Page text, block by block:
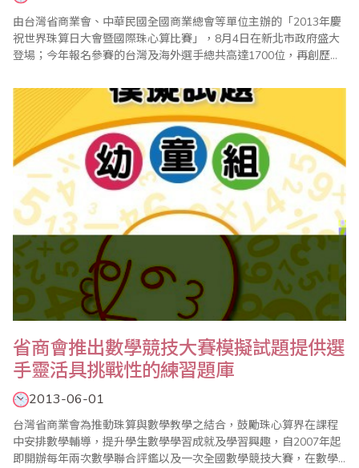
由台灣省商業會、中華民國全國商業總會等單位主辦的「2013年慶
祝世界珠算日大會暨國際珠心算比賽」，8月4日在新北市政府盛大
登場；今年報名參賽的台灣及海外選手總共高達1700位，再創歷年
數 前全球已經普遍電腦化，但是珠心算開發人腦機智、靈活、提升
記憶力等功能，仍然非常重要；而全球學習珠心算的風氣越來越
省商會推出數學競技大賽模擬試題提供選
手靈活具挑戰性的練習題庫
2013-06-01
台灣省商業會為推動珠算與數學教學之結合，鼓勵珠心算界在課程
中安排數學輔導，提升學生數學學習成就及學習興趣，自2007年起
即開辦每年兩次數學聯合評鑑以及一次全國數學競技大賽，在數學